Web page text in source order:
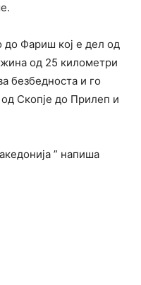
до Фариш кој е дел од
од 25 километри
безбедноста и го
Скопје до Прилеп и
” напиша